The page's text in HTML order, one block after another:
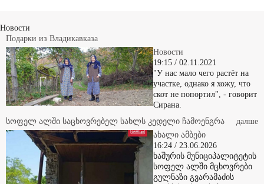
Подарки из Владикавказа
19:15 / 02.11.2021
"У нас мало чего растёт на
участке, однако я хожу, что
скот не попортил", - говорит
Сирана.
სოფელ ალში საცხოვრებელ სახლს კედელი ჩამოენგრა
ახალი ამბები
16:24 / 23.06.2026
ხაშურის მუნიციპალიტეტის
სოფელ ალში მცხოვრები
გულნაზი გვარამაძის
ოჯახს საცხოვრებელი